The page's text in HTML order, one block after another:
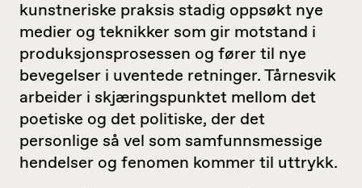
kunstneriske praksis stadig oppsøkt nye
medier og teknikker som gir motstand i
produksjonsprosessen og fører til nye
bevegelser i uventede retninger. Tårnesvik
arbeider i skjæringspunktet mellom det
poetiske og det politiske, der det
personlige så vel som samfunnsmessige
hendelser og fenomen kommer til uttrykk.